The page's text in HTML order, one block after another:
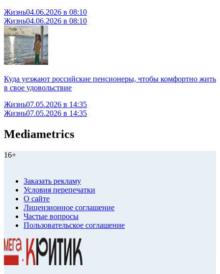
Жизнь04.06.2026 в 08:10
Жизнь04.06.2026 в 08:10
Куда уезжают российские пенсионеры, чтобы комфортно жить
в свое удовольствие
Жизнь07.05.2026 в 14:35
Жизнь07.05.2026 в 14:35
Mediametrics
16+
Заказать рекламу
Условия перепечатки
О сайте
Лицензионное соглашение
Частые вопросы
Пользовательское соглашение